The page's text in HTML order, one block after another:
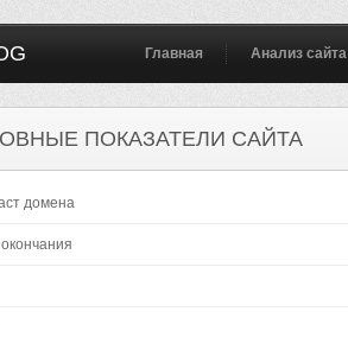
Главная Анализ сайта
ПОКАЗАТЕЛИ САЙТА
домена